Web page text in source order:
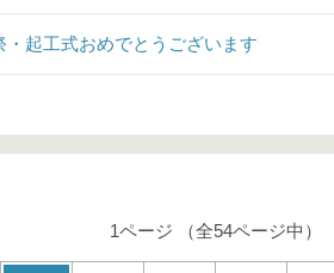
工式おめでとうございます
1ページ （全54ページ中）